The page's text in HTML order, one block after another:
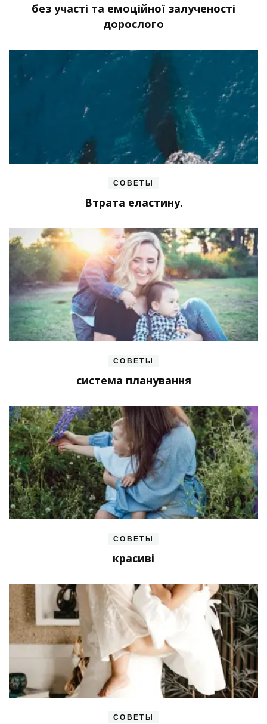
без участі та емоційної залученості
дорослого
СОВЕТЫ
Втрата еластину.
СОВЕТЫ
система планування
СОВЕТЫ
красиві
СОВЕТЫ